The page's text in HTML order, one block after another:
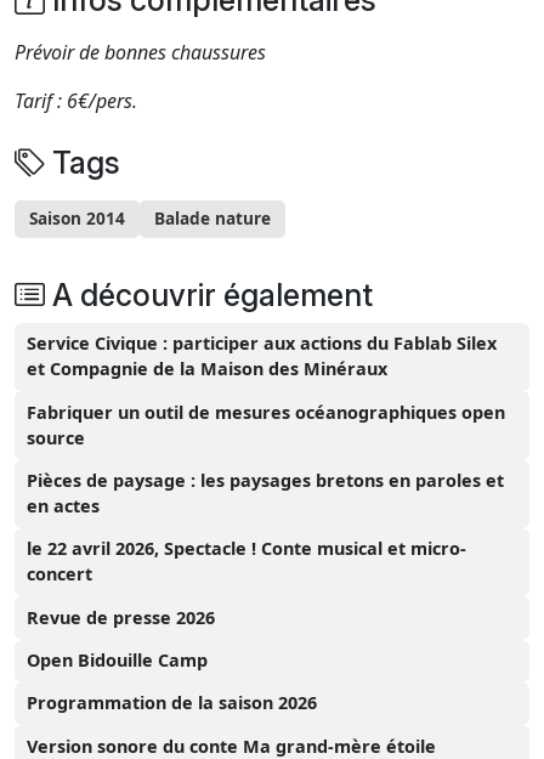
Prévoir de bonnes chaussures
Tarif : 6€/pers.
Tags
Saison 2014 Balade nature
A découvrir également
Service Civique : participer aux actions du Fablab Silex
et Compagnie de la Maison des Minéraux
Fabriquer un outil de mesures océanographiques open
source
Pièces de paysage : les paysages bretons en paroles et
en actes
le 22 avril 2026, Spectacle ! Conte musical et micro-
concert
Revue de presse 2026
Open Bidouille Camp
Programmation de la saison 2026
Version sonore du conte Ma grand-mère étoile